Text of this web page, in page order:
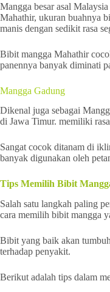
Mangga besar asal
Mahathir, ukuran buahnya
manis dengan sedikit rasa
Bibit mangga Mahathir
panennya banyak diminati
Mangga Gadung
Dikenal juga sebagai
di Jawa Timur. memiliki
Sangat cocok ditanam di
banyak digunakan oleh
Tips Memilih Bibit
Salah satu langkah paling
cara memilih bibit mangga
Bibit yang baik akan
terhadap penyakit.
Berikut adalah tips dalam